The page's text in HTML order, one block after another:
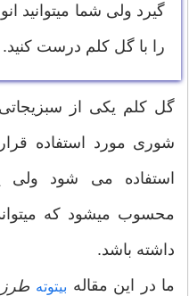
گیرد ولی شما میتوانید
را با گل کلم درست کنید.
گل کلم یکی از
شوری مورد استفاده
استفاده می شود ولی
محسوب میشود که
داشته باشد.
ما در این مقاله بیتوته طرز